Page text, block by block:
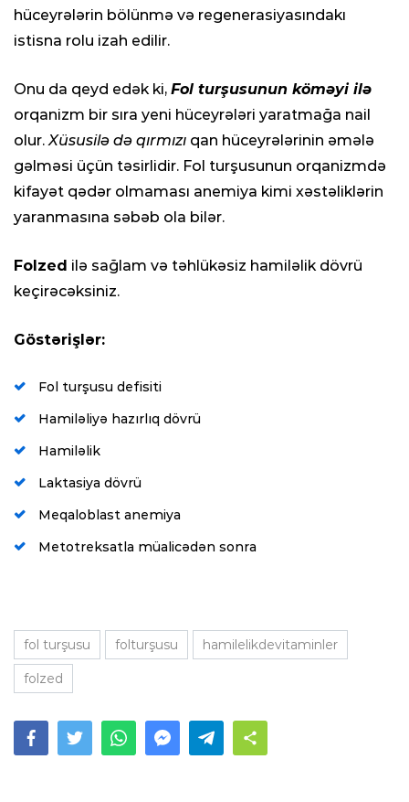
hüceyrələrin bölünmə və regenerasiyasındakı
istisna rolu izah edilir.
Onu da qeyd edək ki, Fol turşusunun köməyi ilə
orqanizm bir sıra yeni hüceyrələri yaratmağa nail
olur.Xüsusilə də qırmızı qan hüceyrələrinin əmələ
gəlməsi üçün təsirlidir. Fol turşusunun orqanizmdə
kifayət qədər olmaması anemiya kimi xəstəliklərin
yaranmasına səbəb ola bilər.
Folzed ilə sağlam və təhlükəsiz hamiləlik dövrü
keçirəcəksiniz.
Göstərişlər:
Fol turşusu defisiti
Hamiləliyə hazırlıq dövrü
Hamiləlik
Laktasiya dövrü
Meqaloblast anemiya
Metotreksatla müalicədən sonra
fol turşusu folturşusu hamilelikdevitaminler
folzed